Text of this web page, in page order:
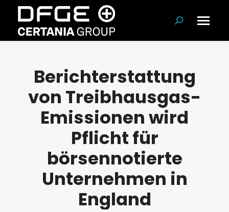
Suchen:
Berichterstattung
von Treibhausgas-
Emissionen wird
Pflicht für
börsennotierte
Unternehmen in
England